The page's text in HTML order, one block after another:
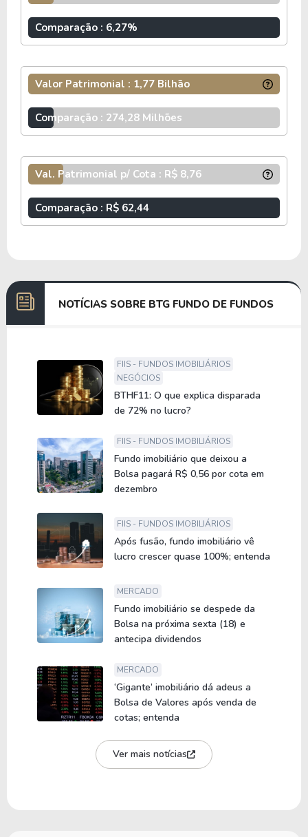
tipo Fundo de Fundos e do segmentoTítulos e
Valores Mobiliários. O
atualmente um total de 201.491.024 cotas que
O fundo BCFF11 cobra 0,15% a.a de taxa de
administração e possui atualmente um P/VP
(preço sobre valor patrimonial) de 0.83 e um
de 0%.
investimento em outros fundos.
Comparação : 6,27%
Valor Patrimonial : 1,77 Bilhão
Comparação : 274,28 Milhões
Val. Patrimonial p/ Cota : R$ 8,76
Comparação : R$ 62,44
NOTÍCIAS SOBRE BTG FUNDO DE FUNDOS
FIIS - FUNDOS IMOBILIÁRIOS
NEGÓCIOS
BTHF11: O que explica disparada
de 72% no lucro?
FIIS - FUNDOS IMOBILIÁRIOS
Fundo imobiliário que deixou a
Bolsa pagará R$ 0,56 por cota em
dezembro
FIIS - FUNDOS IMOBILIÁRIOS
Após fusão, fundo imobiliário vê
lucro crescer quase 100%; entenda
MERCADO
Fundo imobiliário se despede da
Bolsa na próxima sexta (18) e
antecipa dividendos
MERCADO
‘Gigante’ imobiliário dá adeus a
Bolsa de Valores após venda de
cotas; entenda
Ver mais notícias